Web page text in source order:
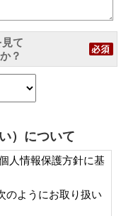
て
？
）について